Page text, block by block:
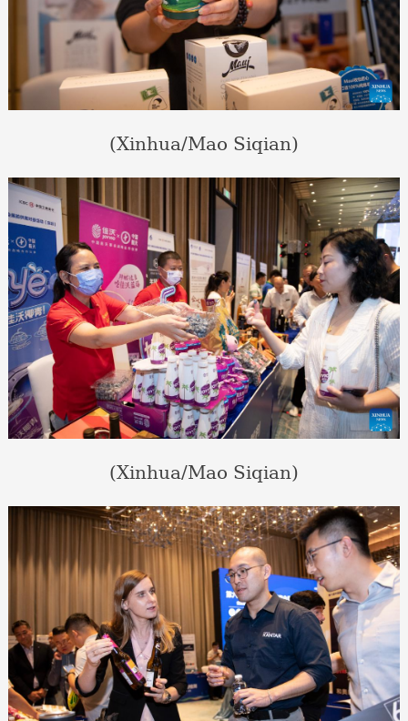
(Xinhua/Mao Siqian)
(Xinhua/Mao Siqian)